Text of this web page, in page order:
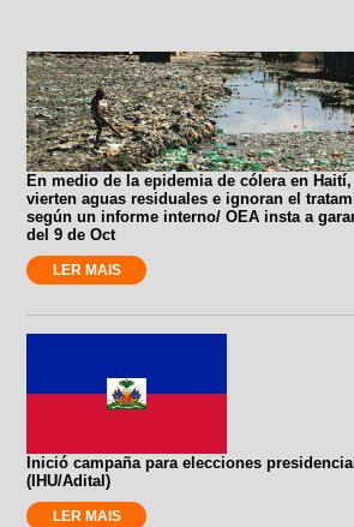
En medio de la epidemia de cólera en
vierten aguas residuales e ignoran el
según un informe interno/ OEA insta a
del 9 de Oct
LER MAIS
Inició campaña para elecciones
(IHU/Adital)
LER MAIS